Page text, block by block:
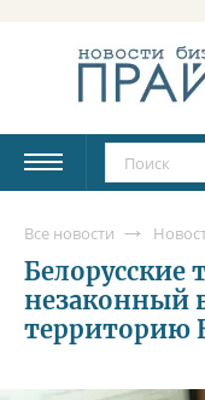
Все новости
незаконный
территорию